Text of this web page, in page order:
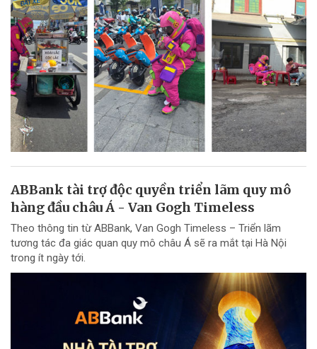
ABBank tài trợ độc quyền triển lãm quy mô
hàng đầu châu Á - Van Gogh Timeless
Theo thông tin từ ABBank, Van Gogh Timeless – Triển lãm
tương tác đa giác quan quy mô châu Á sẽ ra mắt tại Hà Nội
trong ít ngày tới.